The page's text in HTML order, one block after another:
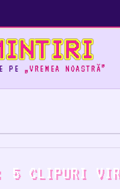
PE „VREMEA NOASTRĂ”
5 CLIPURI